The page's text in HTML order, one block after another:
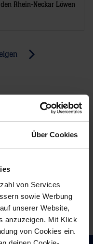
Über Cookies
von Services
sowie Werbung
unserer Website,
anzuzeigen. Mit Klick
von Cookies ein.
Rhein-Neckar Löwen
weniger
können
schlagen“
–
Krzysztof
Lijewski
im